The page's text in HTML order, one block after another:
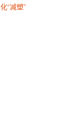
“减塑”